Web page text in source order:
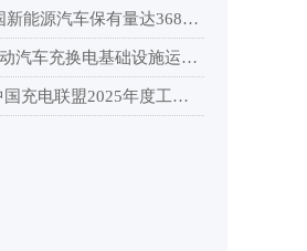
2025年上半年全国新能源汽车保有量达3689万辆，纯电动汽车保有量2553.9万辆
2025年2月全国电动汽车充换电基础设施运行情况
聚焦行业发展｜中国充电联盟2025年度工作会议在杭州顺利召开！